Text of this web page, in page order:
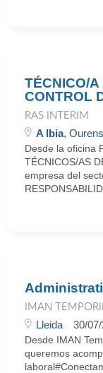
TÉCNICO/A
CONTROL
RAS INTERIM
A Ibia,
Desde la oficina
TÉCNICOS/AS
empresa del
IMAN
Lleida 30/
Desde IMAN
queremos